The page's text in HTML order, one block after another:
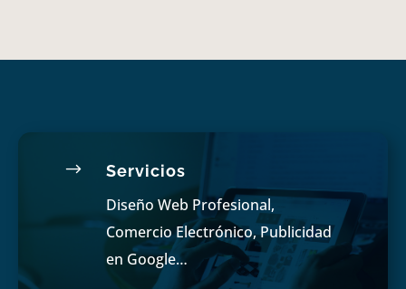
$ Servicios
Diseño Web Profesional,
Comercio Electrónico, Publicidad
en Google…